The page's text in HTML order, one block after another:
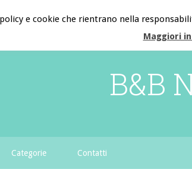
B&B
Categorie Contatti
e cookie che rientrano nella
Maggiori